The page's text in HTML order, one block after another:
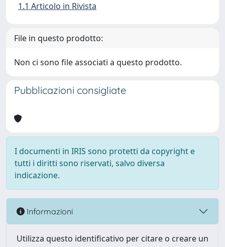
1.1 Articolo in Rivista
File in questo prodotto:
Non ci sono file associati a questo prodotto.
Pubblicazioni consigliate
I documenti in IRIS sono protetti da copyright e
tutti i diritti sono riservati, salvo diversa
indicazione.
Informazioni
Utilizza questo identificativo per citare o creare un